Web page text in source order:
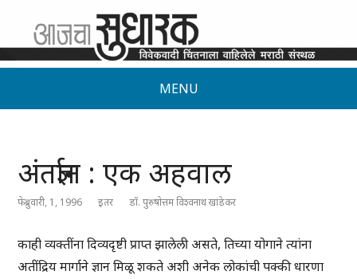
MENU
अंतर्ज्ञान : एक अहवाल
फेब्रुवारी, 1, 1996 इतर डॉ. पुरुषोत्तम विश्वनाथ खांडेकर
काही व्यक्तींना दिव्यदृष्टी प्राप्त झालेली असते, तिच्या योगाने त्यांना
अतींद्रिय मार्गाने ज्ञान मिळू शकते अशी अनेक लोकांची पक्की धारणा